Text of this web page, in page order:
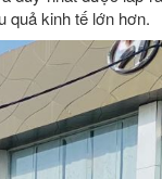
quả kinh tế lớn hơn.